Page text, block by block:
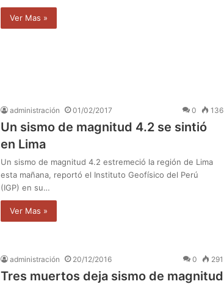
Ver Mas »
administración 01/02/2017 0 136
Un sismo de magnitud 4.2 se sintió
en Lima
Un sismo de magnitud 4.2 estremeció la región de Lima
esta mañana, reportó el Instituto Geofísico del Perú
(IGP) en su…
Ver Mas »
administración 20/12/2016 0 291
Tres muertos deja sismo de magnitud